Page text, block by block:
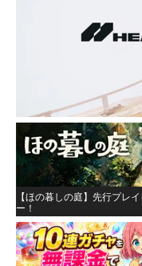
【ほの暮しの庭】先行プレ
ー！